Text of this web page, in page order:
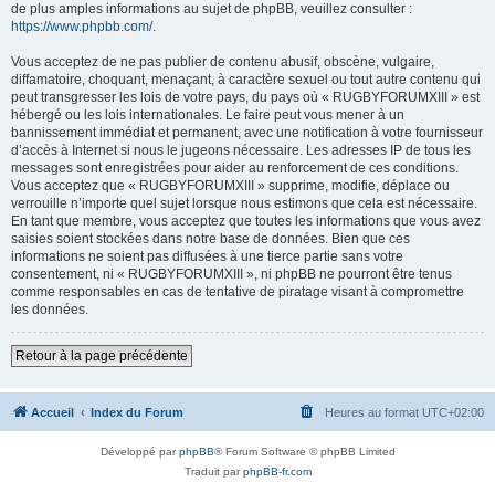
de plus amples informations au sujet de phpBB, veuillez consulter :
https://www.phpbb.com/.
Vous acceptez de ne pas publier de contenu abusif, obscène, vulgaire,
diffamatoire, choquant, menaçant, à caractère sexuel ou tout autre contenu qui
peut transgresser les lois de votre pays, du pays où « RUGBYFORUMXIII » est
hébergé ou les lois internationales. Le faire peut vous mener à un
bannissement immédiat et permanent, avec une notification à votre fournisseur
d’accès à Internet si nous le jugeons nécessaire. Les adresses IP de tous les
messages sont enregistrées pour aider au renforcement de ces conditions.
Vous acceptez que « RUGBYFORUMXIII » supprime, modifie, déplace ou
verrouille n’importe quel sujet lorsque nous estimons que cela est nécessaire.
En tant que membre, vous acceptez que toutes les informations que vous avez
saisies soient stockées dans notre base de données. Bien que ces
informations ne soient pas diffusées à une tierce partie sans votre
consentement, ni « RUGBYFORUMXIII », ni phpBB ne pourront être tenus
comme responsables en cas de tentative de piratage visant à compromettre
les données.
Retour à la page précédente
Accueil Index du Forum Heures au format UTC+02:00
Développé parphpBB® Forum Software © phpBB Limited
Traduit parphpBB-fr.com